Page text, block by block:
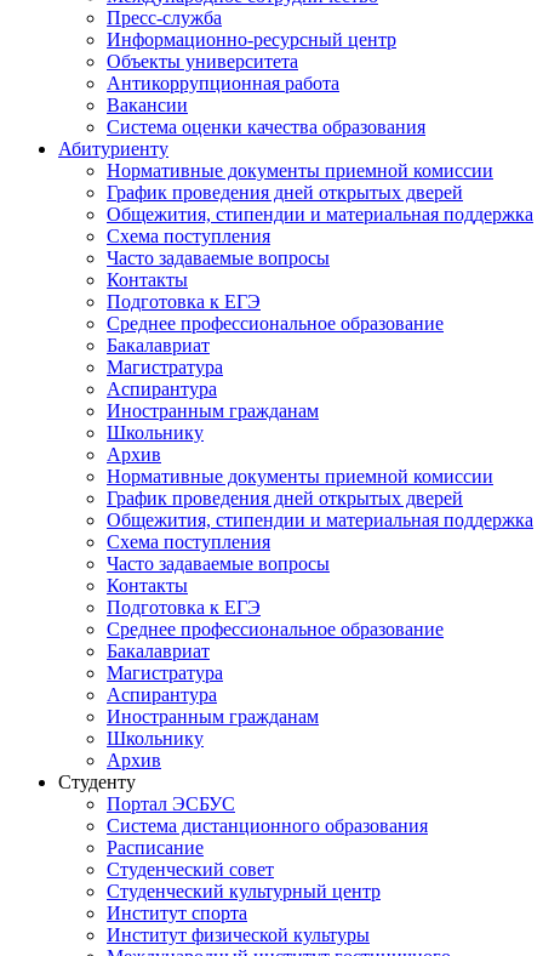
Пресс-служба
Информационно-ресурсный центр
Объекты университета
Антикоррупционная работа
Вакансии
Система оценки качества образования
Абитуриенту
Нормативные документы приемной комиссии
График проведения дней открытых дверей
Общежития, стипендии и материальная поддержка
Схема поступления
Часто задаваемые вопросы
Контакты
Подготовка к ЕГЭ
Среднее профессиональное образование
Бакалавриат
Магистратура
Аспирантура
Иностранным гражданам
Школьнику
Архив
Нормативные документы приемной комиссии
График проведения дней открытых дверей
Общежития, стипендии и материальная поддержка
Схема поступления
Часто задаваемые вопросы
Контакты
Подготовка к ЕГЭ
Среднее профессиональное образование
Бакалавриат
Магистратура
Аспирантура
Иностранным гражданам
Школьнику
Архив
Студенту
Портал ЭСБУС
Система дистанционного образования
Расписание
Студенческий совет
Студенческий культурный центр
Институт спорта
Институт физической культуры